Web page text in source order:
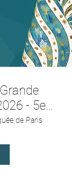
- 5e
de Paris